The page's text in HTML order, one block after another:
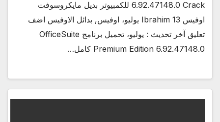
6.92.47148.0 Crack للكمبيوتر بديل مايكروسوفت
اوفيس Ibrahim 13 يوليو، اوفيس, بدائل الاوفيس اضف
تعليق آخر تحديث : يوليو، تحميل برنامج OfficeSuite
Premium Edition 6.92.47148.0 كامل…